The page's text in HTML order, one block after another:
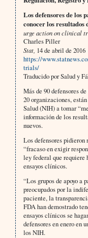
Los defensores de los
conocer los resultados
urge action on clinical
Charles Piller
Stat, 14 de abril de 2016
https://
trials/
Traducido por Salud y
Más de 90 defensores
20 organizaciones,
Salud (NIH) a tomar
información de los
nuevos.
Los defensores
“fracaso en exigir
ley federal que requiere
ensayos clínicos.
“Los grupos de apoyo a
preocupados por la
paciente, la
FDA han demostrado
ensayos clínicos se
defensores en enero en
los NIH.